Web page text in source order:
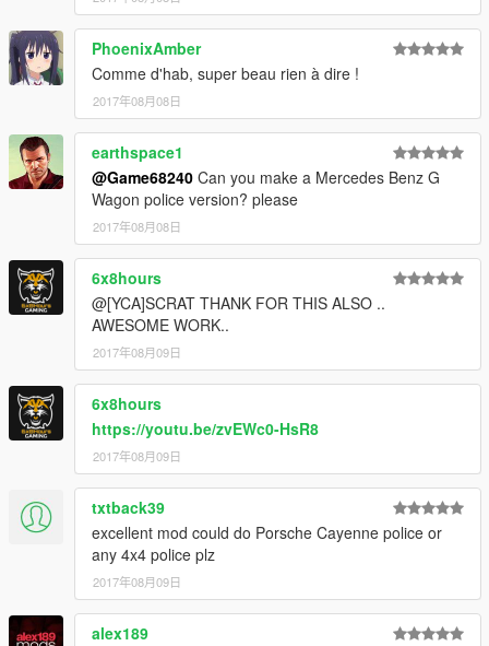
PhoenixAmber
Comme d'hab, super beau rien à dire !
2017年08月08日
earthspace1
@Game68240 Can you make a Mercedes Benz G
Wagon police version? please
2017年08月08日
6x8hours
@[YCA]SCRAT THANK FOR THIS ALSO ..
AWESOME WORK..
2017年08月09日
6x8hours
https://youtu.be/zvEWc0-HsR8
2017年08月09日
txtback39
excellent mod could do Porsche Cayenne police or
any 4x4 police plz
2017年08月09日
alex189